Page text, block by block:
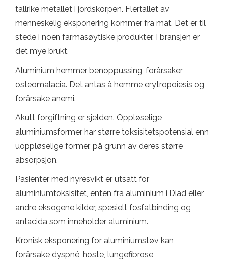
tallrike metallet i jordskorpen. Flertallet av
menneskelig eksponering kommer fra mat. Det er til
stede i noen farmasøytiske produkter. I bransjen er
det mye brukt.
Aluminium hemmer benoppussing, forårsaker
osteomalacia. Det antas å hemme erytropoiesis og
forårsake anemi.
Akutt forgiftning er sjelden. Oppløselige
aluminiumsformer har større toksisitetspotensial enn
uoppløselige former, på grunn av deres større
absorpsjon.
Pasienter med nyresvikt er utsatt for
aluminiumtoksisitet, enten fra aluminium i Diad eller
andre eksogene kilder, spesielt fosfatbinding og
antacida som inneholder aluminium.
Kronisk eksponering for aluminiumstøv kan
forårsake dyspné, hoste, lungefibrose,